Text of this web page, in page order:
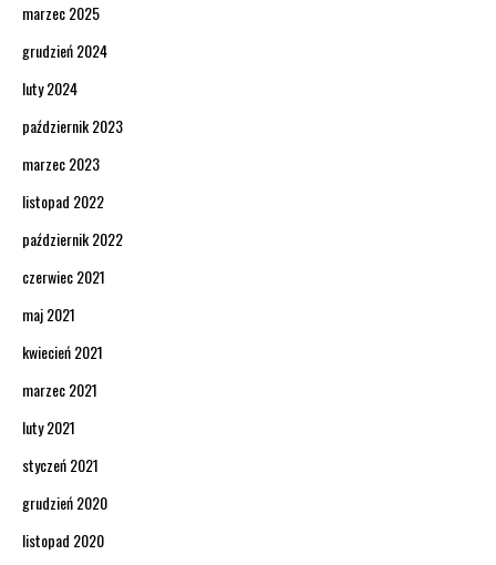
marzec 2025
grudzień 2024
luty 2024
październik 2023
marzec 2023
listopad 2022
październik 2022
czerwiec 2021
maj 2021
kwiecień 2021
marzec 2021
luty 2021
styczeń 2021
grudzień 2020
listopad 2020